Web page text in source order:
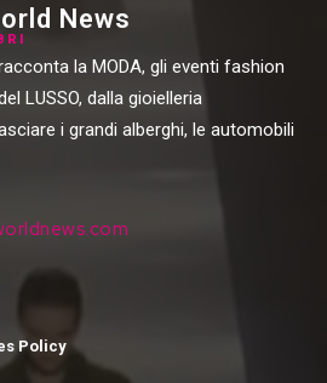
News
la MODA, gli eventi fashion
LUSSO, dalla gioielleria
i grandi alberghi, le automobili
Policy